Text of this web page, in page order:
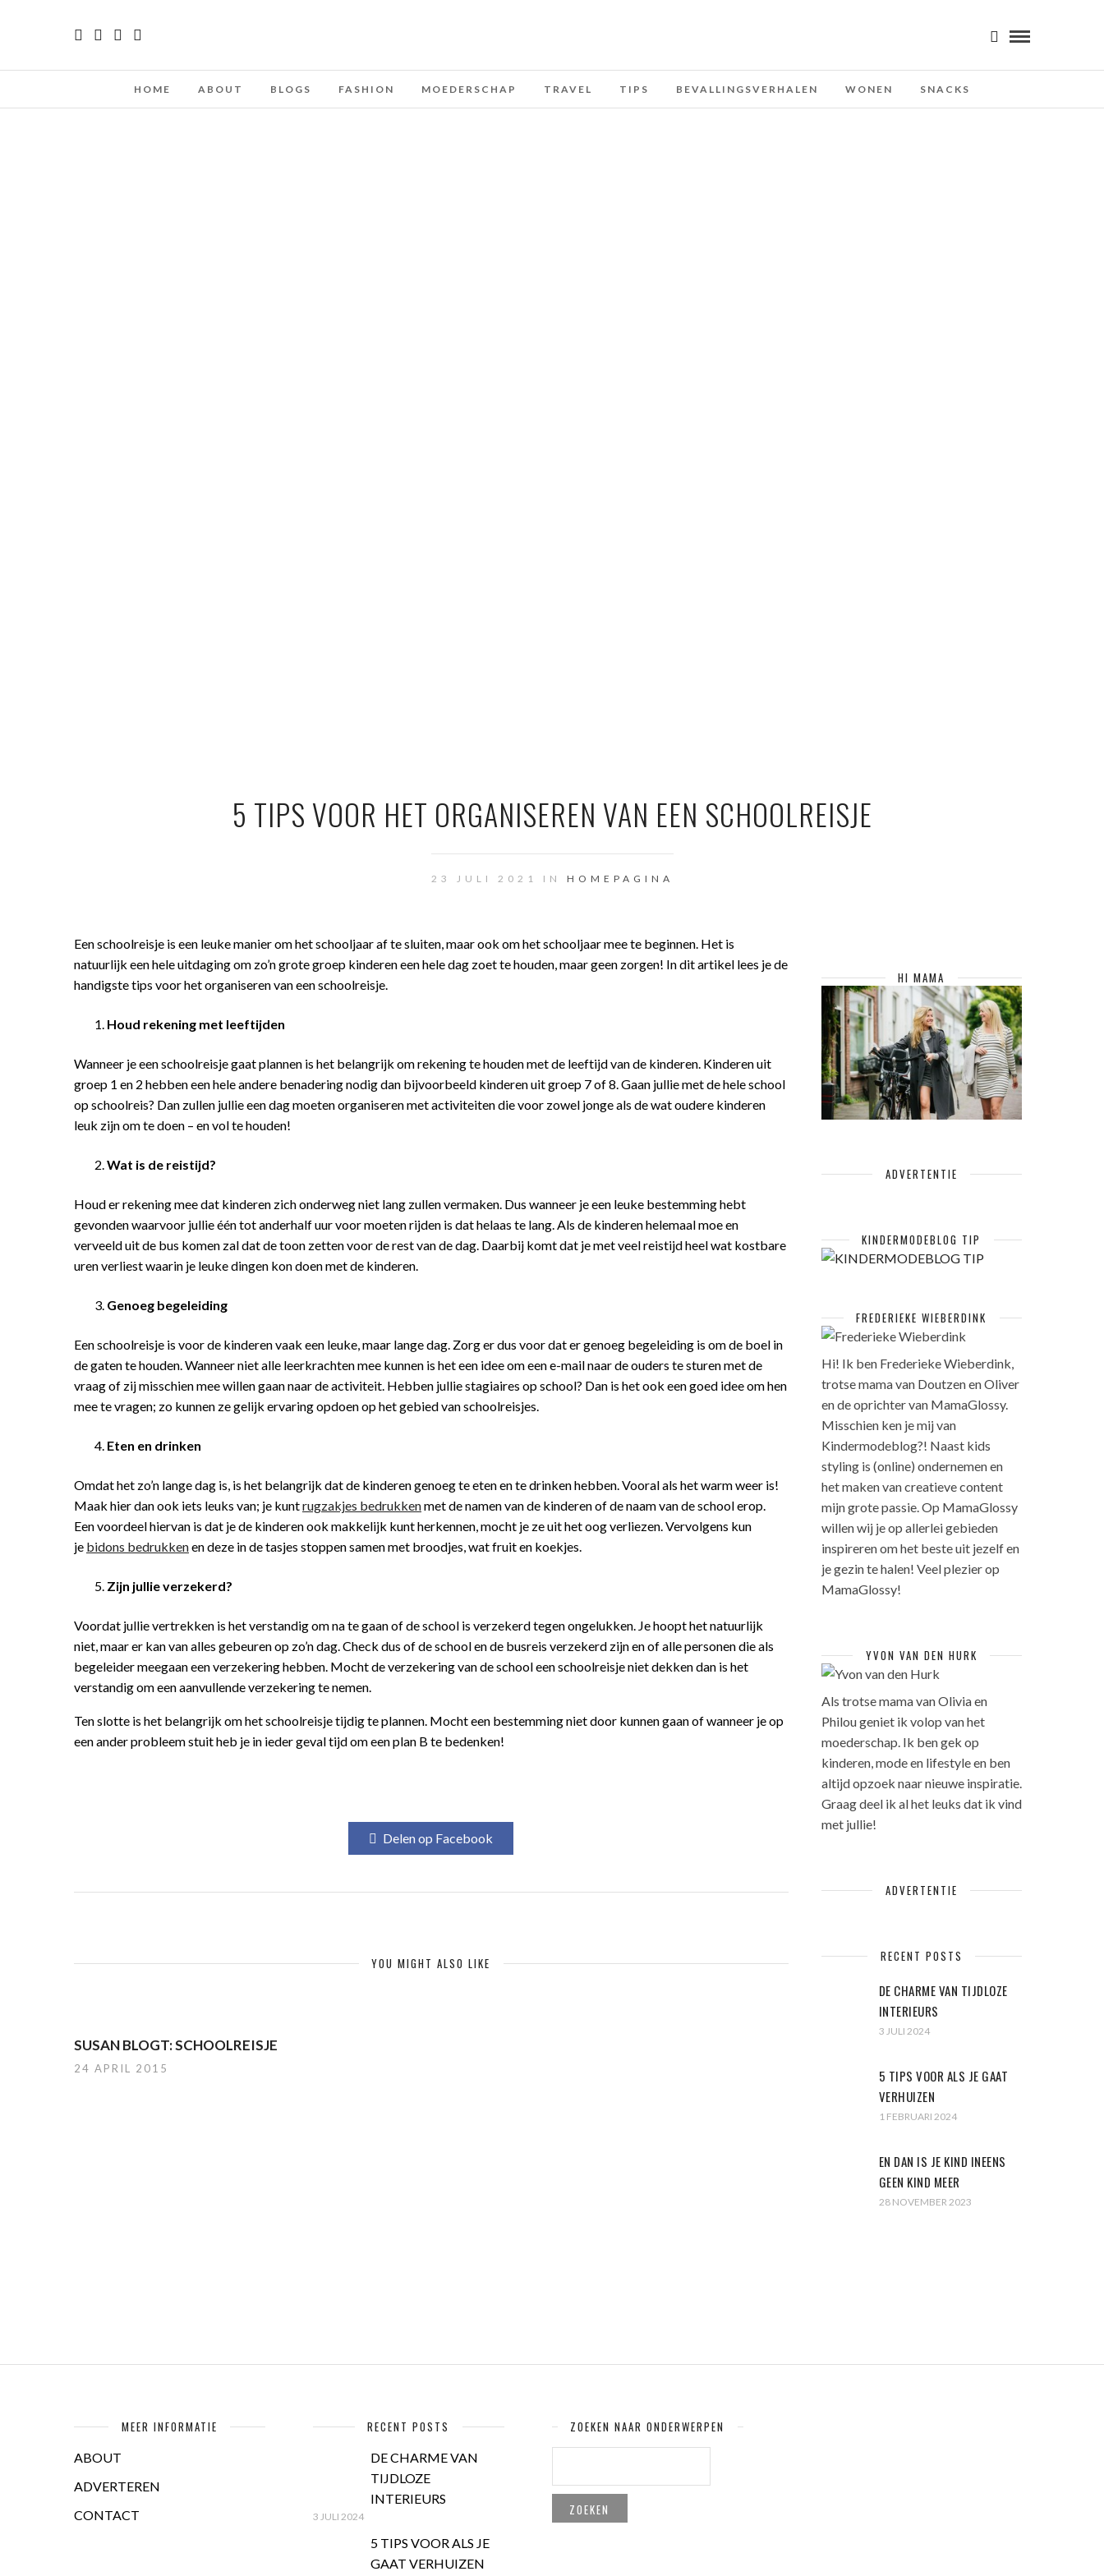
HOME ABOUT BLOGS FASHION MOEDERSCHAP TRAVEL TIPS BEVALLINGSVERHALEN WONEN SNACKS
5 TIPS VOOR HET ORGANISEREN VAN EEN SCHOOLREISJE
23 JULI 2021 IN HOMEPAGINA
Een schoolreisje is een leuke manier om het schooljaar af te sluiten, maar ook om het schooljaar mee te beginnen. Het is
natuurlijk een hele uitdaging om zo’n grote groep kinderen een hele dag zoet te houden, maar geen zorgen! In dit artikel lees je de
handigste tips voor het organiseren van een schoolreisje.
Houd rekening met leeftijden
Wanneer je een schoolreisje gaat plannen is het belangrijk om rekening te houden met de leeftijd van de kinderen. Kinderen uit
groep 1 en 2 hebben een hele andere benadering nodig dan bijvoorbeeld kinderen uit groep 7 of 8. Gaan jullie met de hele school
op schoolreis? Dan zullen jullie een dag moeten organiseren met activiteiten die voor zowel jonge als de wat oudere kinderen
leuk zijn om te doen – en vol te houden!
Wat is de reistijd?
Houd er rekening mee dat kinderen zich onderweg niet lang zullen vermaken. Dus wanneer je een leuke bestemming hebt
gevonden waarvoor jullie één tot anderhalf uur voor moeten rijden is dat helaas te lang. Als de kinderen helemaal moe en
verveeld uit de bus komen zal dat de toon zetten voor de rest van de dag. Daarbij komt dat je met veel reistijd heel wat kostbare
uren verliest waarin je leuke dingen kon doen met de kinderen.
Genoeg begeleiding
Een schoolreisje is voor de kinderen vaak een leuke, maar lange dag. Zorg er dus voor dat er genoeg begeleiding is om de boel in
de gaten te houden. Wanneer niet alle leerkrachten mee kunnen is het een idee om een e-mail naar de ouders te sturen met de
vraag of zij misschien mee willen gaan naar de activiteit. Hebben jullie stagiaires op school? Dan is het ook een goed idee om hen
mee te vragen; zo kunnen ze gelijk ervaring opdoen op het gebied van schoolreisjes.
Eten en drinken
Omdat het zo’n lange dag is, is het belangrijk dat de kinderen genoeg te eten en te drinken hebben. Vooral als het warm weer is!
Maak hier dan ook iets leuks van; je kuntrugzakjes bedrukkenmet de namen van de kinderen of de naam van de school erop.
Een voordeel hiervan is dat je de kinderen ook makkelijk kunt herkennen, mocht je ze uit het oog verliezen. Vervolgens kun
je bidons bedrukkenen deze in de tasjes stoppen samen met broodjes, wat fruit en koekjes.
Zijn jullie verzekerd?
Voordat jullie vertrekken is het verstandig om na te gaan of de school is verzekerd tegen ongelukken. Je hoopt het natuurlijk
niet, maar er kan van alles gebeuren op zo’n dag. Check dus of de school en de busreis verzekerd zijn en of alle personen die als
begeleider meegaan een verzekering hebben. Mocht de verzekering van de school een schoolreisje niet dekken dan is het
verstandig om een aanvullende verzekering te nemen.
Ten slotte is het belangrijk om het schoolreisje tijdig te plannen. Mocht een bestemming niet door kunnen gaan of wanneer je op
een ander probleem stuit heb je in ieder geval tijd om een plan B te bedenken!
Delen op Facebook
YOU MIGHT ALSO LIKE
SUSAN BLOGT: SCHOOLREISJE
24 APRIL 2015
HI MAMA
ADVERTENTIE
KINDERMODEBLOG TIP
FREDERIEKE WIEBERDINK
Hi! Ik ben Frederieke Wieberdink,
trotse mama van Doutzen en Oliver
en de oprichter van MamaGlossy.
Misschien ken je mij van
Kindermodeblog?! Naast kids
styling is (online) ondernemen en
het maken van creatieve content
mijn grote passie. Op MamaGlossy
willen wij je op allerlei gebieden
inspireren om het beste uit jezelf en
je gezin te halen! Veel plezier op
MamaGlossy!
YVON VAN DEN HURK
Als trotse mama van Olivia en
Philou geniet ik volop van het
moederschap. Ik ben gek op
kinderen, mode en lifestyle en ben
altijd opzoek naar nieuwe inspiratie.
Graag deel ik al het leuks dat ik vind
met jullie!
ADVERTENTIE
RECENT POSTS
DE CHARME VAN TIJDLOZE
INTERIEURS
3 JULI 2024
5 TIPS VOOR ALS JE GAAT
VERHUIZEN
1 FEBRUARI 2024
EN DAN IS JE KIND INEENS
GEEN KIND MEER
28 NOVEMBER 2023
MEER INFORMATIE
ABOUT
ADVERTEREN
CONTACT
RECENT POSTS
DE CHARME VAN
TIJDLOZE
INTERIEURS
3 JULI 2024
5 TIPS VOOR ALS JE
GAAT VERHUIZEN
ZOEKEN NAAR ONDERWERPEN